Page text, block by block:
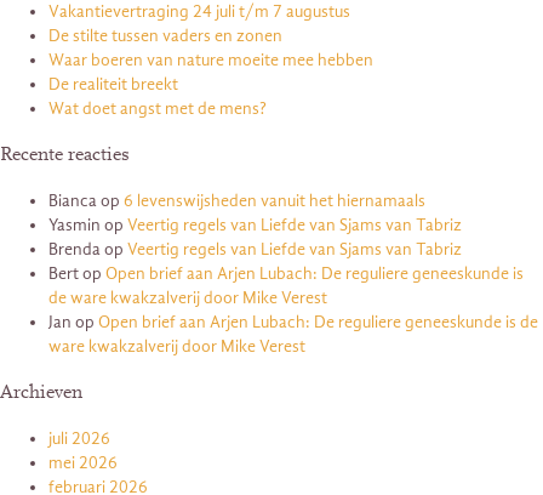
Vakantievertraging 24 juli t/m 7 augustus
De stilte tussen vaders en zonen
Waar boeren van nature moeite mee hebben
De realiteit breekt
Wat doet angst met de mens?
Recente reacties
Biancaop 6 levenswijsheden vanuit het hiernamaals
Yasmin op Veertig regels van Liefde van Sjams van Tabriz
Brendaop Veertig regels van Liefde van Sjams van Tabriz
Bertop Open brief aan Arjen Lubach: De reguliere geneeskunde is
de ware kwakzalverij door Mike Verest
Jan op Open brief aan Arjen Lubach: De reguliere geneeskunde is de
ware kwakzalverij door Mike Verest
Archieven
juli 2026
mei 2026
februari 2026